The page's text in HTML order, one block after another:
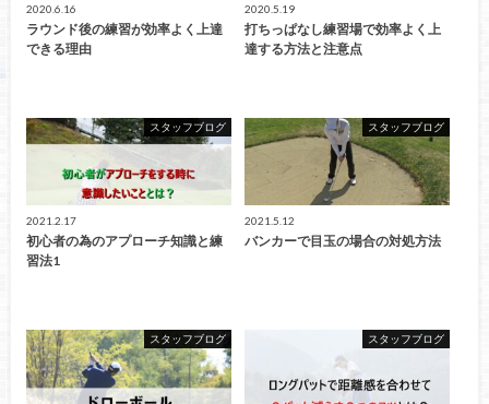
2020.6.16
ラウンド後の練習が効率よく上達
できる理由
2020.5.19
打ちっぱなし練習場で効率よく上
達する方法と注意点
スタッフブログ
2021.2.17
初心者の為のアプローチ知識と練
習法1
スタッフブログ
2021.5.12
バンカーで目玉の場合の対処方法
スタッフブログ スタッフブログ